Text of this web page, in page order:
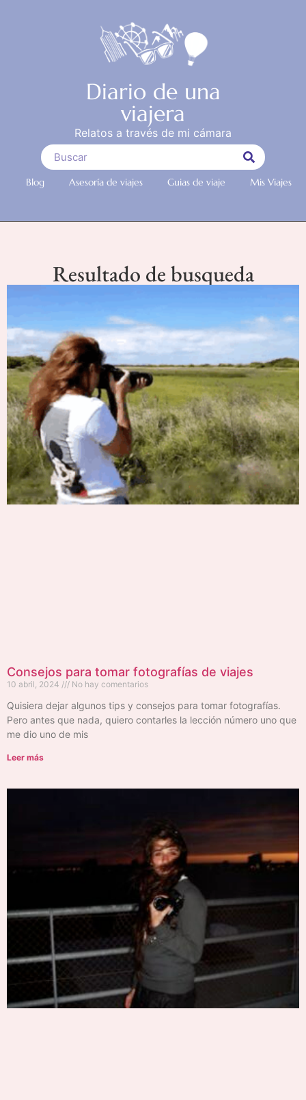
Diario de una
viajera
Relatos a través de mi cámara
Blog Asesoría de viajes Guias de viaje Mis Viajes
Resultado de busqueda
Consejos para tomar fotografías de viajes
10 abril, 2024 No hay comentarios
Quisiera dejar algunos tips y consejos para tomar fotografías.
Pero antes que nada, quiero contarles la lección número uno que
me dio uno de mis
Leer más